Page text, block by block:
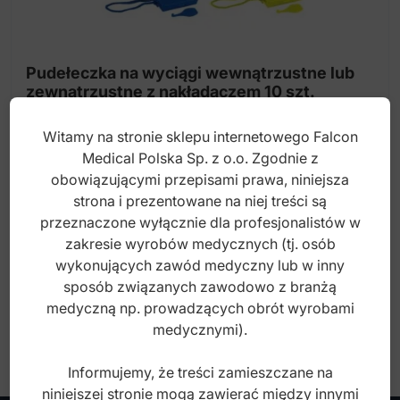
Łańcuszki elastyczne
Elastomery moduł B-Link
Separatory
ElastoMax Kliny bez lateksu
Nici elastyczne bez lateksu
Osłonka, bez lateksu
Stojaki na elastomery i łańcuszki
Nakładacz do wyciągów elastycznych
Pudełeczka na wyciągi wewnątrzustne
Pudełeczka na wyciągi wewnątrzustne lub
zewnątrzustne z nakładaczem 10 szt.
Index: DO.5986.00
40,00zł
brutto
Witamy na stronie sklepu internetowego Falcon
Medical Polska Sp. z o.o. Zgodnie z
obowiązującymi przepisami prawa, niniejsza
strona i prezentowane na niej treści są
przeznaczone wyłącznie dla profesjonalistów w
zakresie wyrobów medycznych (tj. osób
wykonujących zawód medyczny lub w inny
sposób związanych zawodowo z branżą
medyczną np. prowadzących obrót wyrobami
medycznymi).
Informujemy, że treści zamieszczane na
niniejszej stronie mogą zawierać między innymi